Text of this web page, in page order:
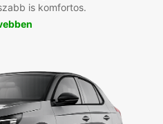
is komfortos.